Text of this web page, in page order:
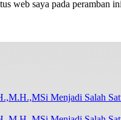
web saya pada peramban